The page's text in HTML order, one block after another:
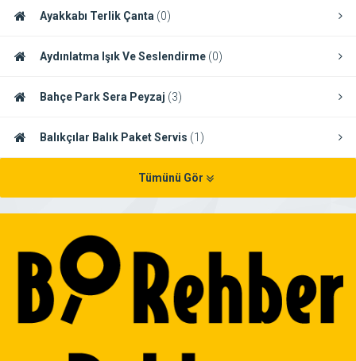
Ayakkabı Terlik Çanta (0)
Aydınlatma Işık Ve Seslendirme (0)
Bahçe Park Sera Peyzaj (3)
Balıkçılar Balık Paket Servis (1)
Tümünü Gör